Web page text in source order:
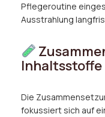
Pflegeroutine
Ausstrahlung
Inhaltsstoffe
Die
fokussiert sich auf